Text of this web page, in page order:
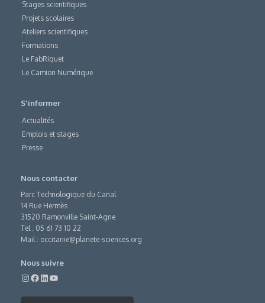
Stages scientifiques
Projets scolaires
Ateliers scientifiques
Formations
Le FabRiquet
Le Camion Numérique
S'informer
Actualités
Emplois et stages
Presse
Nous contacter
Parc Technologique du Canal
14 Rue Hermès
31520 Ramonville Saint-Agne
Tel : 05 61 73 10 22
Mail : occitanie@planete-sciences.org
Nous suivre